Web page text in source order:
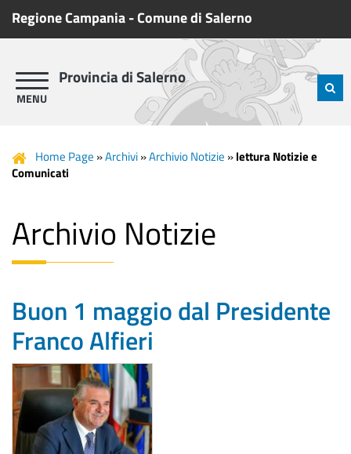
Regione Campania-Comune di Salerno
Provincia di Salerno
Home Page »Archivi»Archivio Notizie »lettura Notizie e
Comunicati
Archivio Notizie
Buon 1 maggio dal Presidente
Franco Alfieri